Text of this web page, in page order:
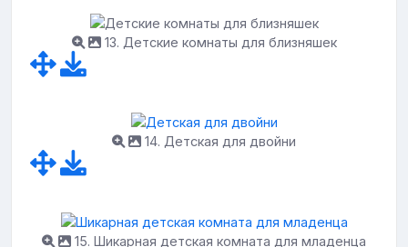
13. Детские комнаты для близняшек
14. Детская для двойни
15. Шикарная детская комната для младенца